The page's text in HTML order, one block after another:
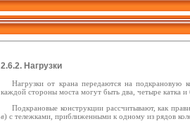
2.6.2. Нагрузки
Нагрузки от крана передаются на подкрановую
каждой стороны моста могут быть два, четыре катка и
Подкрановые конструкции рассчитывают, как
в) с тележками, приближенными к одному из рядов